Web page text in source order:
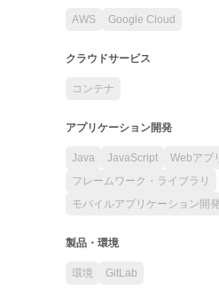
AWS Google Cloud
クラウドサービス
コンテナ
アプリケーション開発
Java JavaScript
Webアプ
フレームワーク・ライブラリ
モバイルアプリケーション開発
製品・環境
環境 GitLab